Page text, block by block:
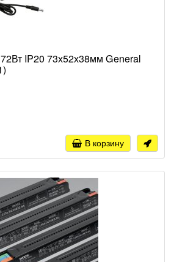
IP20 73х52х38мм General
В корзину